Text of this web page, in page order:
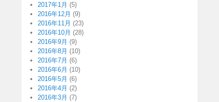
2017年1月 (5)
2016年12月 (9)
2016年11月 (23)
2016年10月 (28)
2016年9月 (9)
2016年8月 (10)
2016年7月 (6)
2016年6月 (10)
2016年5月 (6)
2016年4月 (2)
2016年3月 (7)